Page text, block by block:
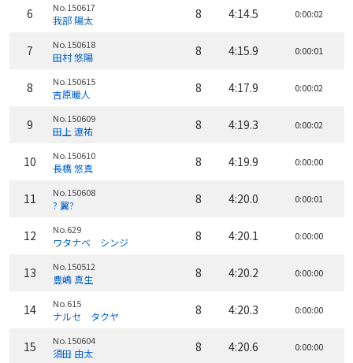
6 No.150617
我部 陽太 8 4:14.5 0:00:02
7 No.150618
田村 悠陽 8 4:15.9 0:00:01
8 No.150615
吉原暖人 8 4:17.9 0:00:02
9 No.150609
田上 遼祐 8 4:19.3 0:00:02
10 No.150610
長橋 悠真 8 4:19.9 0:00:00
11 No.150608
? 翼? 8 4:20.0 0:00:01
12 No.629
ワタナベ シンジ 8 4:20.1 0:00:00
13 No.150512
豊嶋 真生 8 4:20.2 0:00:00
14 No.615
ナルセ タクヤ 8 4:20.3 0:00:00
15 No.150604
須田 由太 8 4:20.6 0:00:00